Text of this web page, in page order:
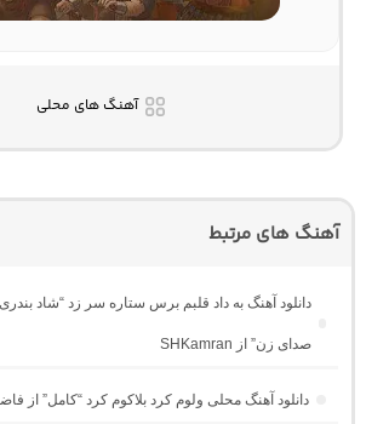
آهنگ های محلی
آهنگ های مرتبط
دانلود آهنگ به داد قلبم برس ستاره سر زد “شاد
صدای زن” از SHKamran
دانلود آهنگ محلی ولوم کرد بلاکوم کرد “کامل” از